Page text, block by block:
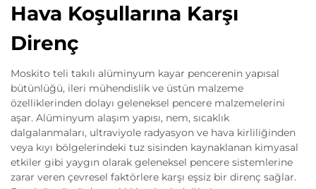
Hava Koşullarına Karşı
Direnç
Moskito teli takılı alüminyum kayar pencerenin yapısal
bütünlüğü, ileri mühendislik ve üstün malzeme
özelliklerinden dolayı geleneksel pencere malzemelerini
aşar. Alüminyum alaşım yapısı, nem, sıcaklık
dalgalanmaları, ultraviyole radyasyon ve hava kirliliğinden
veya kıyı bölgelerindeki tuz sisinden kaynaklanan kimyasal
etkiler gibi yaygın olarak geleneksel pencere sistemlerine
zarar veren çevresel faktörlere karşı eşsiz bir direnç sağlar.